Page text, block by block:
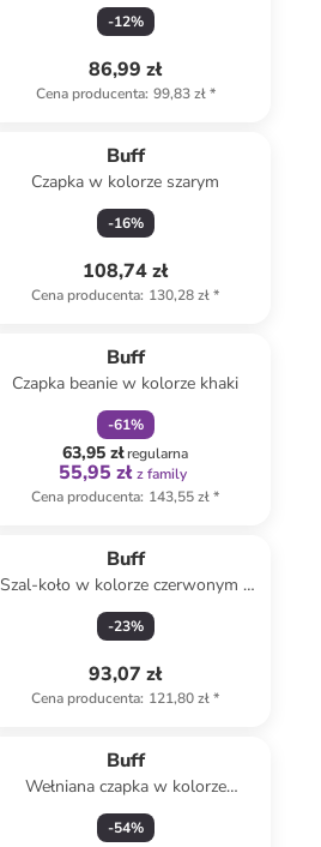
-12%
86,99 zł
Cena producenta: 99,83 zł*
Buff
Czapka w kolorze szarym
-16%
108,74 zł
Cena producenta: 130,28 zł*
Buff
Czapka beanie w kolorze khaki
-61%
63,95 złregularna
55,95 zł z family
Cena producenta: 143,55 zł*
Buff
Szal-koło w kolorze czerwonym -
37 x 27 cm
-23%
93,07 zł
Cena producenta: 121,80 zł*
Buff
Wełniana czapka w kolorze
ceglanym
-54%